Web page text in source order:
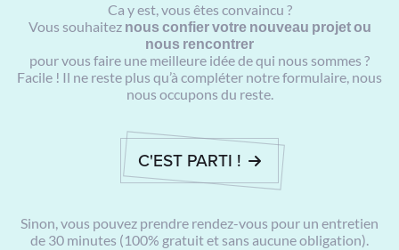
Ca y est, vous êtes convaincu ?
Vous souhaitez nous confier votre nouveau projet ou
nous rencontrer
pour vous faire une meilleure idée de qui nous sommes ?
Facile ! Il ne reste plus qu’à compléter notre formulaire, nous
nous occupons du reste.
C'EST PARTI !
Sinon, vous pouvez prendre rendez-vous pour un entretien
de 30 minutes (100% gratuit et sans aucune obligation).